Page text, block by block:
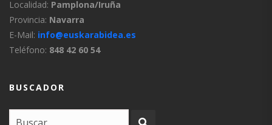
Localidad: Pamplona/Iruña
Provincia: Navarra
E-Mail: info@euskarabidea.es
Teléfono: 848 42 60 54
BUSCADOR